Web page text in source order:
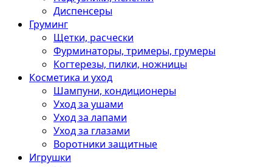
Диспенсеры
Груминг
Щетки, расчески
Фурминаторы, тримеры, грумеры
Когтерезы, пилки, ножницы
Косметика и уход
Шампуни, кондиционеры
Уход за ушами
Уход за лапами
Уход за глазами
Воротники защитные
Игрушки